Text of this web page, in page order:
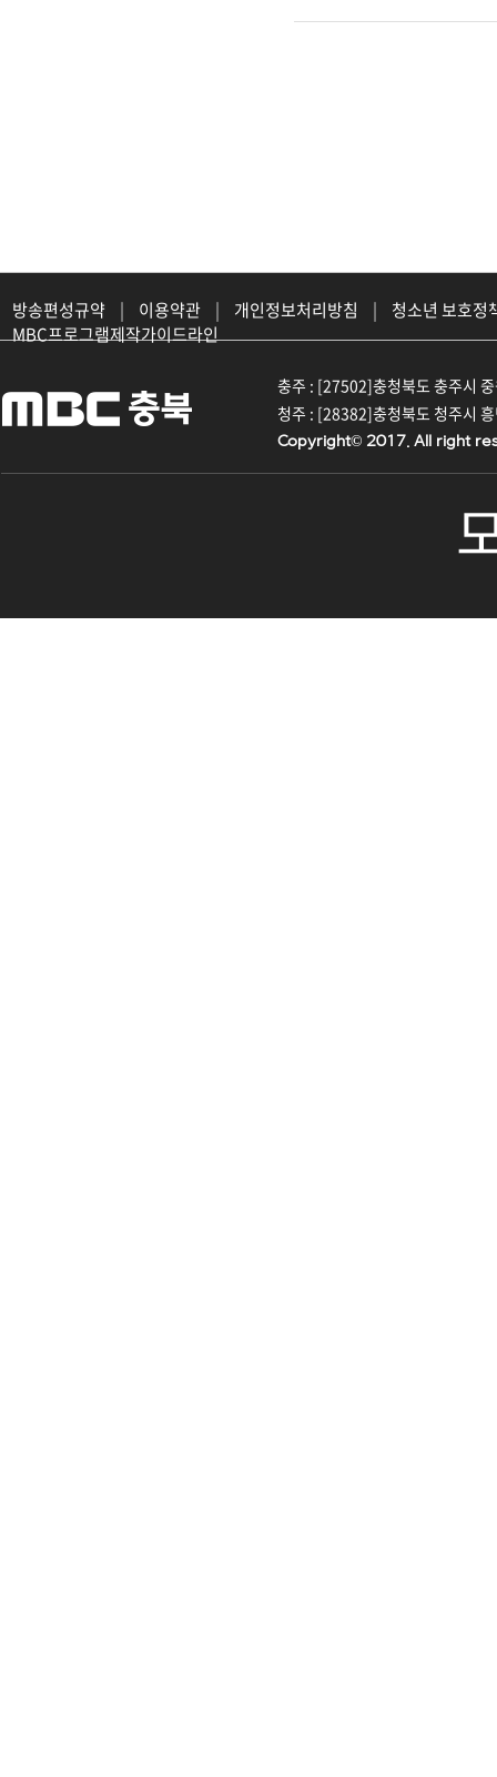
방송편성규약 | 이용약관 | 개인정보처리방침 |
청소년 보호정
MBC프로그램제작가이드라인
충주 : [27502]충청북도 충주시
청주 : [28382]충청북도 청주시
Copyright© 2017. All right